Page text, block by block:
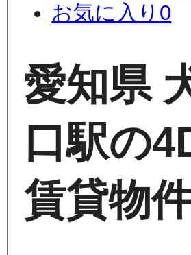
お気に入り 0
愛知県
口駅の
賃貸物